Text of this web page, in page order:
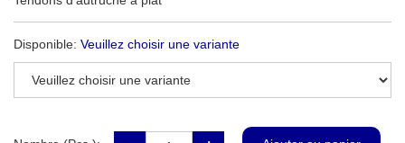
Disponible: Veuillez choisir une variante